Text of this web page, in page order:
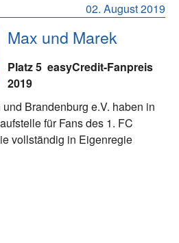
02. August 2019
Max und Marek
Platz 5 easyCredit-Fanpreis
2019
Brandenburg e.V. haben in
für Fans des 1. FC
vollständig in Eigenregie